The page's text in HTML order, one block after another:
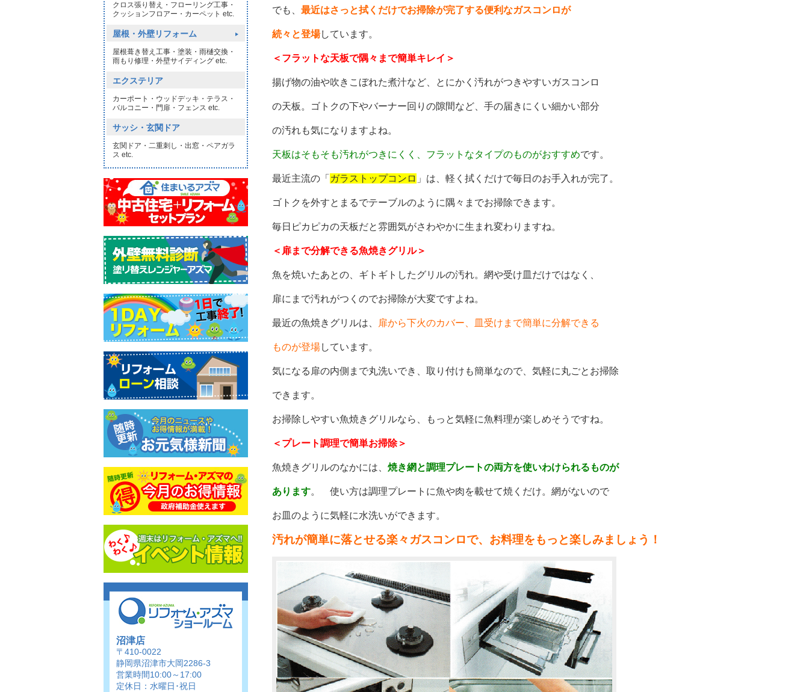
でも、 最近はさっと拭くだけでお掃除が完了する便利なガスコンロが
続々と登場しています。
＜フラットな天板で隅々まで簡単キレイ＞
揚げ物の油や吹きこぼれた煮汁など、とにかく汚れがつきやすいガスコンロ
の天板。ゴトクの下やバーナー回りの隙間など、手の届きにくい細かい部分
の汚れも気になりますよね。
天板はそもそも汚れがつきにくく、フラットなタイプのものがおすすめです。
最近主流の「 ガラストップコンロ 」は、軽く拭くだけで毎日のお手入れが完了。
ゴトクを外すとまるでテーブルのように隅々までお掃除できます。
毎日ピカピカの天板だと雰囲気がさわやかに生まれ変わりますね。
＜扉まで分解できる魚焼きグリル＞
魚を焼いたあとの、ギトギトしたグリルの汚れ。網や受け皿だけではなく、
扉にまで汚れがつくのでお掃除が大変ですよね。
最近の魚焼きグリルは、 扉から下火のカバー、皿受けまで簡単に分解できる
ものが登場しています。
気になる扉の内側まで丸洗いでき、取り付けも簡単なので、気軽に丸ごとお掃除
できます。
お掃除しやすい魚焼きグリルなら、もっと気軽に魚料理が楽しめそうですね。
＜プレート調理で簡単お掃除＞
魚焼きグリルのなかには、 焼き網と調理プレートの両方を使いわけられるものが
あります。 使い方は調理プレートに魚や肉を載せて焼くだけ。網がないので
お皿のように気軽に水洗いができます。
汚れが簡単に落とせる楽々ガスコンロで、お料理をもっと楽しみましょう！
クロス張り替え・フローリング工事・
クッションフロアー・カーペット etc.
屋根・外壁リフォーム
屋根葺き替え工事・塗装・雨樋交換・
雨もり修理・外壁サイディング etc.
エクステリア
カーポート・ウッドデッキ・テラス・
バルコニー・門扉・フェンス etc.
サッシ・玄関ドア
玄関ドア・二重刺し・出窓・ペアガラ
ス etc.
沼津店
〒410-0022
静岡県沼津市大岡2286-3
営業時間10:00～17:00
定休日：水曜日･祝日